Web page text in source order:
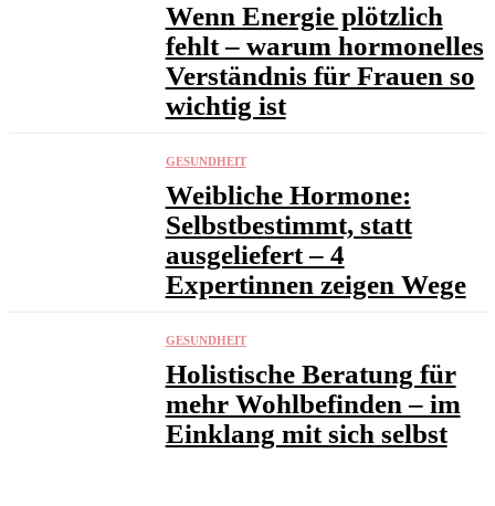
Wenn Energie plötzlich
fehlt – warum hormonelles
Verständnis für Frauen so
wichtig ist
GESUNDHEIT
Weibliche Hormone:
Selbstbestimmt, statt
ausgeliefert – 4
Expertinnen zeigen Wege
GESUNDHEIT
Holistische Beratung für
mehr Wohlbefinden – im
Einklang mit sich selbst